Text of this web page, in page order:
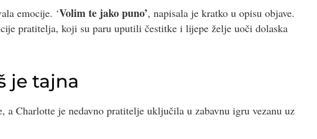
emocije. ‘Volim te jako puno’, napisala je kratko u opisu objave.
pratitelja, koji su paru uputili čestitke i lijepe želje uoči dolaska
je tajna
a Charlotte je nedavno pratitelje uključila u zabavnu igru vezanu uz